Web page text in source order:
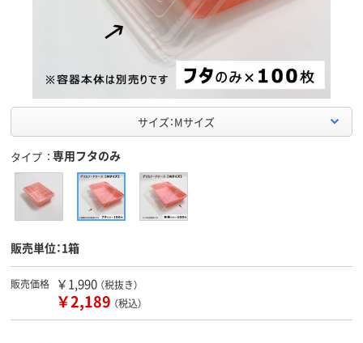
サイズ：Mサイズ
タイプ 専用フタのみ
販売単位：1箱
販売価格 ￥1,990 （税抜き）
￥2,189 （税込）